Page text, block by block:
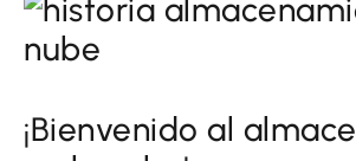
¡Bienvenido al